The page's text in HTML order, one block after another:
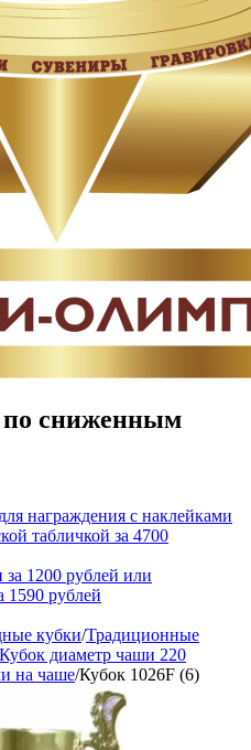
сниженным
награждения с наклейками
табличкой за 4700
1200 рублей или
1590 рублей
кубки/Традиционные
Кубок диаметр чаши 220
на чаше/Кубок 1026F (6)